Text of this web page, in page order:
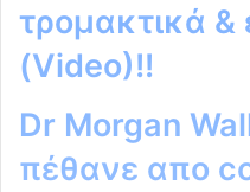
τρομακτικά &
(Video)!!
Dr Morgan
πέθανε απο